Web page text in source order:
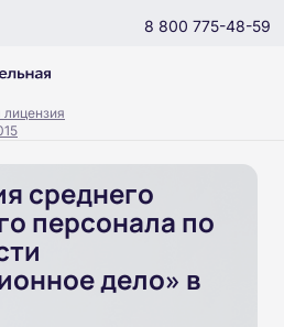
8 800 775-48-59
среднего
персонала по
дело» в